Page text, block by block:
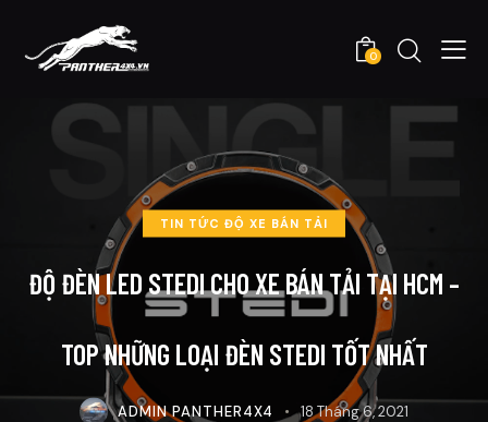
0
TIN TỨC ĐỘ XE BÁN TẢI
ĐỘ ĐÈN LED STEDI CHO XE BÁN TẢI TẠI HCM –
TOP NHỮNG LOẠI ĐÈN STEDI TỐT NHẤT
ADMIN PANTHER4X4 18 Tháng 6, 2021